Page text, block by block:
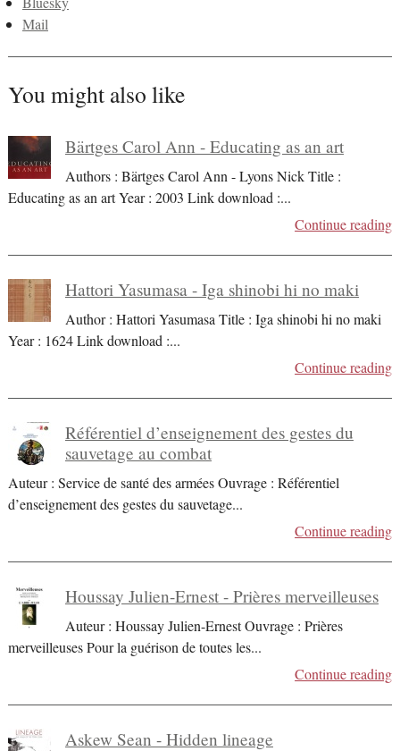
Mail
You might also like
Bärtges Carol Ann - Educating as an art
Authors : Bärtges Carol Ann - Lyons Nick Title :
Educating as an art Year : 2003 Link download :...
Continue reading
Hattori Yasumasa - Iga shinobi hi no maki
Author : Hattori Yasumasa Title : Iga shinobi hi no maki
Year : 1624 Link download :...
Continue reading
Référentiel d’enseignement des gestes du
sauvetage au combat
Auteur : Service de santé des armées Ouvrage : Référentiel
d’enseignement des gestes du sauvetage...
Continue reading
Houssay Julien-Ernest - Prières merveilleuses
Auteur : Houssay Julien-Ernest Ouvrage : Prières
merveilleuses Pour la guérison de toutes les...
Continue reading
Askew Sean - Hidden lineage